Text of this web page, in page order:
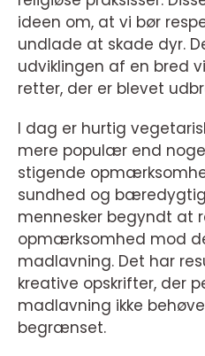
ideen om, at vi bør
undlade at skade dyr.
udviklingen af en bred
retter, der er blevet
I dag er hurtig
mere populær end
stigende
sundhed og
mennesker begyndt at
opmærksomhed mod
madlavning. Det har
kreative opskrifter, der
madlavning ikke
begrænset.